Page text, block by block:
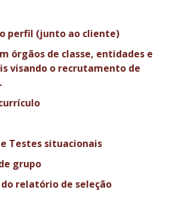
perfil (junto ao cliente)
órgãos de classe, entidades e
visando o recrutamento de
Testes situacionais
grupo
do relatório de seleção